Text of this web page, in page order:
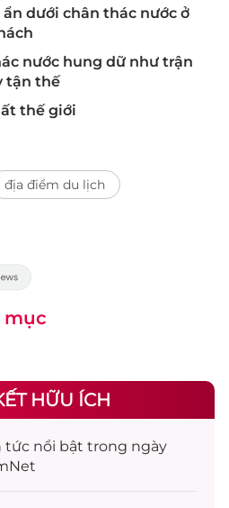
dưới chân thác nước ở
nước hung dữ như trận
tận thế
thế giới
địa điểm du lịch
mục
HỮU ÍCH
tức nổi bật trong ngày